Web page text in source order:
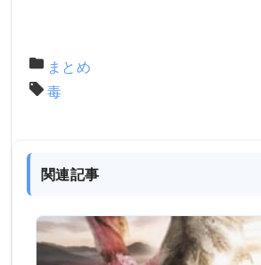
まとめ
毒
関連記事